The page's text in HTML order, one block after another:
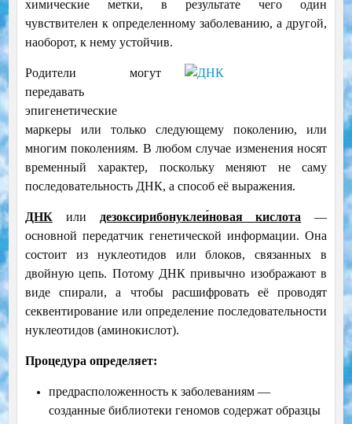
химические метки, в результате чего один
чувствителен к определенному заболеванию, а другой,
наоборот, к нему устойчив.
Родители могут
передавать
эпигенетические
маркеры или только следующему поколению, или
многим поколениям. В любом случае изменения носят
временный характер, поскольку меняют не саму
последовательность ДНК, а способ её выражения.
ДНКили дезоксирибонуклеи́новая кислота —
основной передатчик генетической информации. Она
состоит из нуклеотидов или блоков, связанных в
двойную цепь. Потому ДНК привычно изображают в
виде спирали, а чтобы расшифровать её проводят
секвентирование или определение последовательности
нуклеотидов (аминокислот).
Процедура определяет:
предрасположенность к заболеваниям —
созданные библиотеки геномов содержат образцы